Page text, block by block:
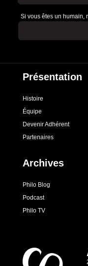
Si vous êtes un humain,
Présentation
Histoire
Équipe
Devenir Adhérent
Partenaires
Archives
Philo Blog
Podcast
Philo TV